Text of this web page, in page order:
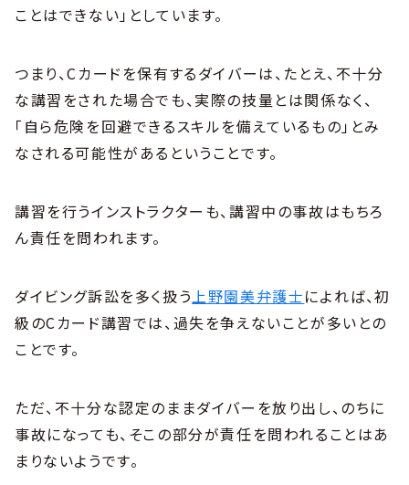
ことはできない」としています。
つまり、Cカードを保有するダイバーは、たとえ、不十分
な講習をされた場合でも、実際の技量とは関係なく、
「自ら危険を回避できるスキルを備えているもの」とみ
なされる可能性があるということです。
講習を行うインストラクターも、講習中の事故はもちろ
ん責任を問われます。
ダイビング訴訟を多く扱う 上野園美弁護士によれば、初
級のCカード講習では、過失を争えないことが多いとの
ことです。
ただ、不十分な認定のままダイバーを放り出し、のちに
事故になっても、そこの部分が責任を問われることはあ
まりないようです。